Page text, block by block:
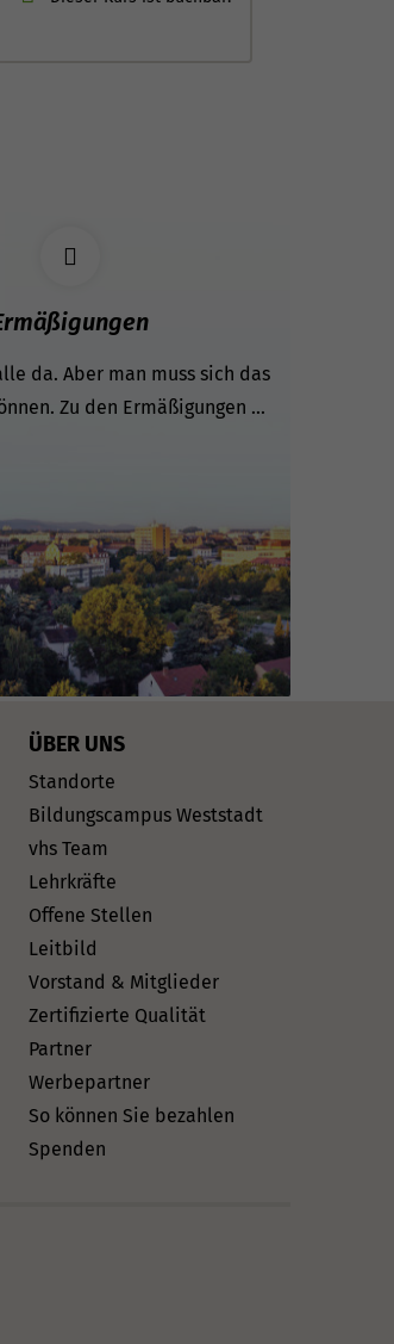
da. Aber man muss sich das
Zu den Ermäßigungen ...
ÜBER UNS
Standorte
Bildungscampus Weststadt
vhs Team
Lehrkräfte
Offene Stellen
Leitbild
Vorstand & Mitglieder
Zertifizierte Qualität
Partner
Werbepartner
So können Sie bezahlen
Spenden